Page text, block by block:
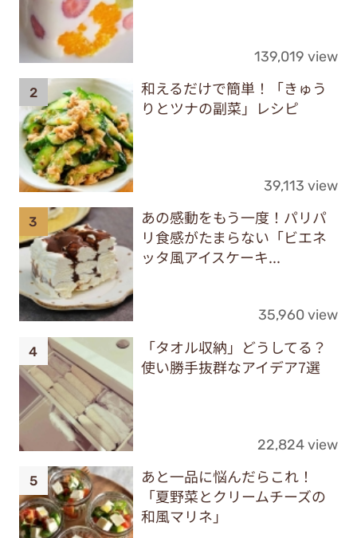
139,019 view
和えるだけで簡単！「きゅう
りとツナの副菜」レシピ
39,113 view
あの感動をもう一度！パリパ
リ食感がたまらない「ビエネ
ッタ風アイスケーキ...
35,960 view
「タオル収納」どうしてる？
使い勝手抜群なアイデア7選
22,824 view
あと一品に悩んだらこれ！
「夏野菜とクリームチーズの
和風マリネ」